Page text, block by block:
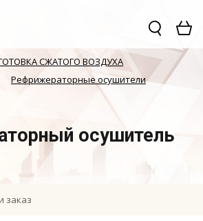
СЖАТОГО ВОЗДУХА
Рефрижераторные осушители
осушитель
заказ